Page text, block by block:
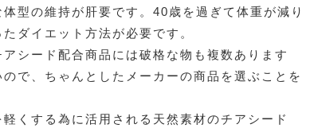
型の維持が肝要です。40歳を過ぎて体重が減り
ダイエット方法が必要です。
シード配合商品には破格な物も複数あります
で、ちゃんとしたメーカーの商品を選ぶことを
くする為に活用される天然素材のチアシード